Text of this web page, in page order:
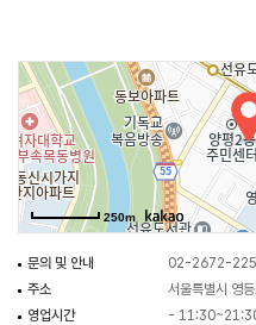
250m
문의 및 안내
02-2672-
주소
서울특별시 영
영업시간
-